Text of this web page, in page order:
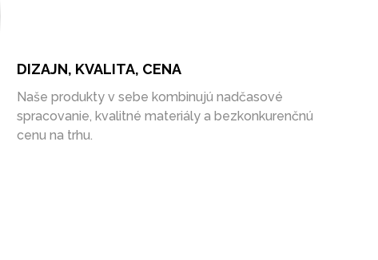
DIZAJN, KVALITA, CENA
Naše produkty v sebe kombinujú nadčasové
spracovanie, kvalitné materiály a bezkonkurenčnú
cenu na trhu.